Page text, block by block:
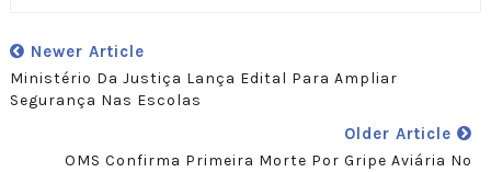
Newer Article
Ministério Da Justiça Lança Edital Para Ampliar
Segurança Nas Escolas
Older Article
OMS Confirma Primeira Morte Por Gripe Aviária No